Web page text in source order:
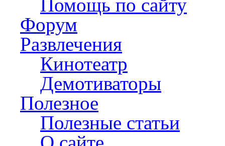
Помощь по сайту
Форум
Развлечения
Кинотеатр
Демотиваторы
Полезное
Полезные статьи